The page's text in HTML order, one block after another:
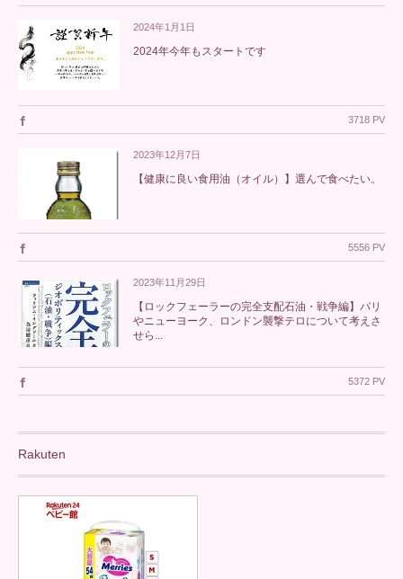
2024年1月1日
2024年今年もスタートです
3718 PV
2023年12月7日
【健康に良い食用油（オイル）】選んで食べたい。
5556 PV
2023年11月29日
【ロックフェーラーの完全支配石油・戦争編】パリ
やニューヨーク、ロンドン襲撃テロについて考えさ
せら...
5372 PV
Rakuten